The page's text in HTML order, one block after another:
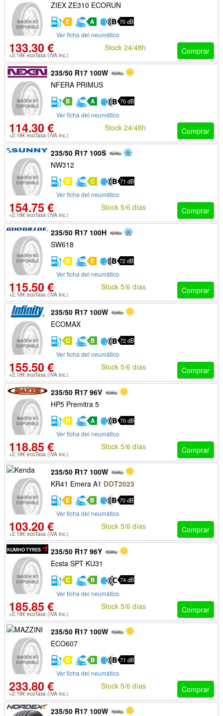
ZIEX ZE310 ECORUN
E A 70 dB
Ver ficha del neumático
133.30 €
+2.18€ ecoTasa (IVA inc.) Comprar
Stock 24/48h
235/50 R17 100W
NFERA PRIMUS
B A 70 dB
Ver ficha del neumático
114.30 €
+2.18€ ecoTasa (IVA inc.) Comprar
Stock 24/48h
235/50 R17 100S
NW312
D C 71 dB
Ver ficha del neumático
154.75 €
+2.18€ ecoTasa (IVA inc.) Comprar
Stock 5/6 días
235/50 R17 100H
SW618
D E 72 dB
Ver ficha del neumático
115.50 €
+2.18€ ecoTasa (IVA inc.) Comprar
Stock 5/6 días
235/50 R17 100W
ECOMAX
C B 72 dB
Ver ficha del neumático
155.50 €
+2.18€ ecoTasa (IVA inc.) Comprar
Stock 5/6 días
235/50 R17 96V
HP5 Premitra 5
D A 70 dB
Ver ficha del neumático
118.85 €
+2.18€ ecoTasa (IVA inc.) Comprar
Stock 5/6 días
235/50 R17 100W
KR41 Emera A1 DOT2023
E B 70 dB
Ver ficha del neumático
103.20 €
+2.18€ ecoTasa (IVA inc.) Comprar
Stock 5/6 días
235/50 R17 96Y
Ecsta SPT KU31
C B 74 dB
Ver ficha del neumático
185.85 €
+2.18€ ecoTasa (IVA inc.) Comprar
Stock 5/6 días
235/50 R17 100W
ECO607
D B 71 dB
Ver ficha del neumático
233.80 €
+2.18€ ecoTasa (IVA inc.) Comprar
Stock 5/6 días
235/50 R17 100W